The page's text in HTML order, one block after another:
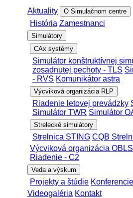
Aktuality O Simulačnom centre
História Zamestnanci
Simulátory
CAx systémy
Simulátor konštruktívnej
zosadnutej pechoty - TLS
- RVS Komunikátor astra
Výcviková organizácia RLP
Riadenie letovej prevádzky
Simulátor TWR Simulátor
Strelecké simulátory
Strelnica STING CQB
Výcviková organizácia OBLS
Riadenie - C2
Veda a výskum
Projekty a štúdie Konferencie
Videogaléria Kontakt